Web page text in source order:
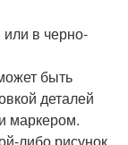
в черно-
быть
деталей
маркером.
либо рисунок